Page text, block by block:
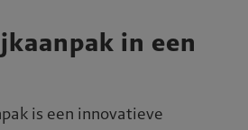
in een
is een innovatieve